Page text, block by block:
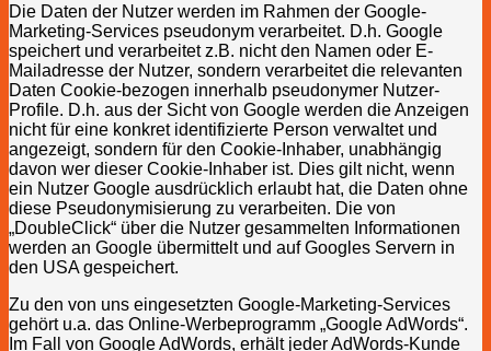
Die Daten der Nutzer werden im Rahmen der Google-
Marketing-Services pseudonym verarbeitet. D.h. Google
speichert und verarbeitet z.B. nicht den Namen oder E-
Mailadresse der Nutzer, sondern verarbeitet die relevanten
Daten Cookie-bezogen innerhalb pseudonymer Nutzer-
Profile. D.h. aus der Sicht von Google werden die Anzeigen
nicht für eine konkret identifizierte Person verwaltet und
angezeigt, sondern für den Cookie-Inhaber, unabhängig
davon wer dieser Cookie-Inhaber ist. Dies gilt nicht, wenn
ein Nutzer Google ausdrücklich erlaubt hat, die Daten ohne
diese Pseudonymisierung zu verarbeiten. Die von
„DoubleClick“ über die Nutzer gesammelten Informationen
werden an Google übermittelt und auf Googles Servern in
den USA gespeichert.
Zu den von uns eingesetzten Google-Marketing-Services
gehört u.a. das Online-Werbeprogramm „Google AdWords“.
Im Fall von Google AdWords, erhält jeder AdWords-Kunde